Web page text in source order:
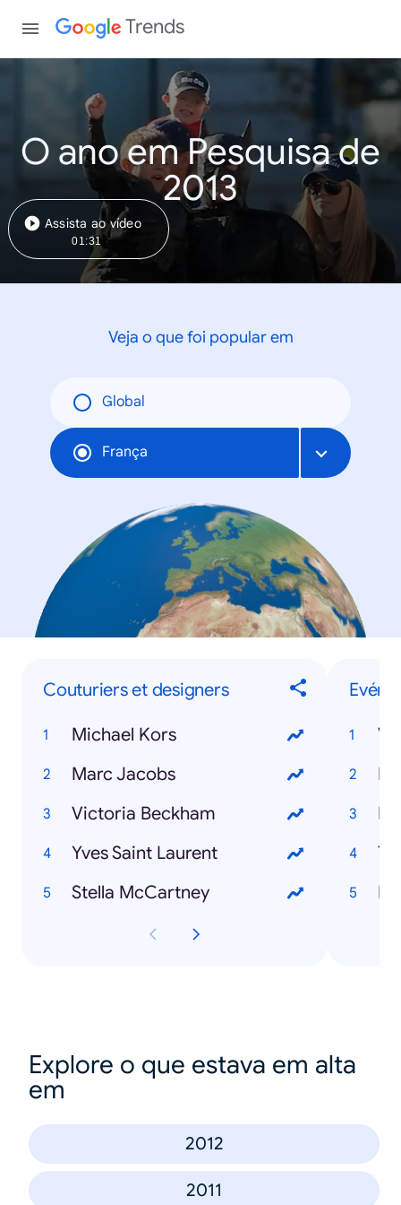
Trends
O ano em Pesquisa de
2013
Assista ao vídeo
01:31
Veja o que foi popular em
Global
França
Couturiers et designers
Michael Kors
Marc Jacobs
Victoria Beckham
Yves Saint Laurent
Stella McCartney
Explore o que estava em alta
em
2012
2011